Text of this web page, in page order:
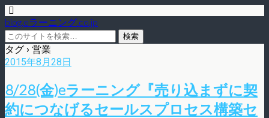
blog.eラーニング.co.jp
タグ › 営業
2015年8月28日
8/28(金)eラーニング『売り込まずに契
約につなげるセールスプロセス構築セ